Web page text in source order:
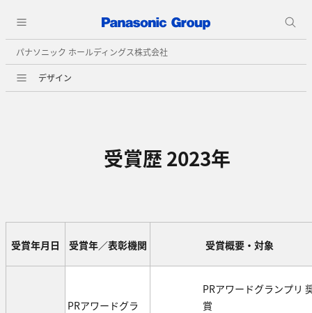
パナソニック ホールディングス株式会社
デザイン
受賞歴 2023年
受賞年月日 受賞年／表彰機関 受賞概要・対象
PRアワードグラ
PRアワードグランプリ
賞